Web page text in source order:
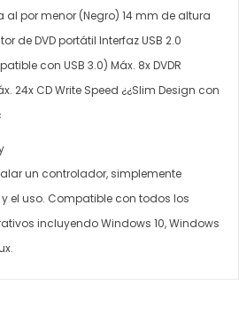
al por menor (Negro) 14 mm de altura
de DVD portátil Interfaz USB 2.0
con USB 3.0) Máx. 8x DVDR
24x CD Write Speed ¿¿Slim Design con
un controlador, simplemente
el uso. Compatible con todos los
incluyendo Windows 10, Windows